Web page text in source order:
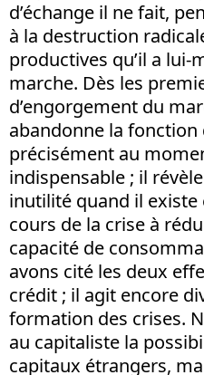
d’échange il ne fait,
à la destruction
productives qu’il a lui-
marche. Dès les
d’engorgement du
abandonne la fonction
précisément au
indispensable ; il
inutilité quand il
cours de la crise à
capacité de
avons cité les deux
crédit ; il agit encore
formation des crises.
au capitaliste la
capitaux étrangers,